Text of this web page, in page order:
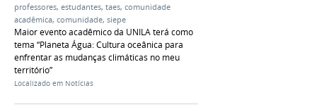
professores, estudantes, taes, comunidade
acadêmica, comunidade, siepe
Maior evento acadêmico da UNILA terá como
tema “Planeta Água: Cultura oceânica para
enfrentar as mudanças climáticas no meu
território”
Localizado em Notícias